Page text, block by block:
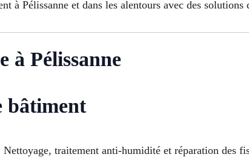
à Pélissanne et dans les alentours avec des solutions
à Pélissanne
bâtiment
traitement anti-humidité et réparation des